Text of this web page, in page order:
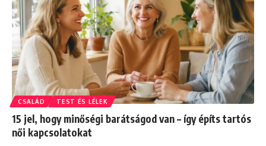
CSALÁD TEST ÉS LÉLEK
15 jel, hogy minőségi barátságod van – így építs tartós
női kapcsolatokat